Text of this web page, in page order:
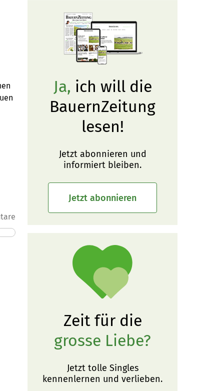
Ja, ich will die
BauernZeitung
lesen!
Jetzt abonnieren und
informiert bleiben.
Jetzt abonnieren
Zeit für die
grosse Liebe?
Jetzt tolle Singles
kennenlernen und verlieben.